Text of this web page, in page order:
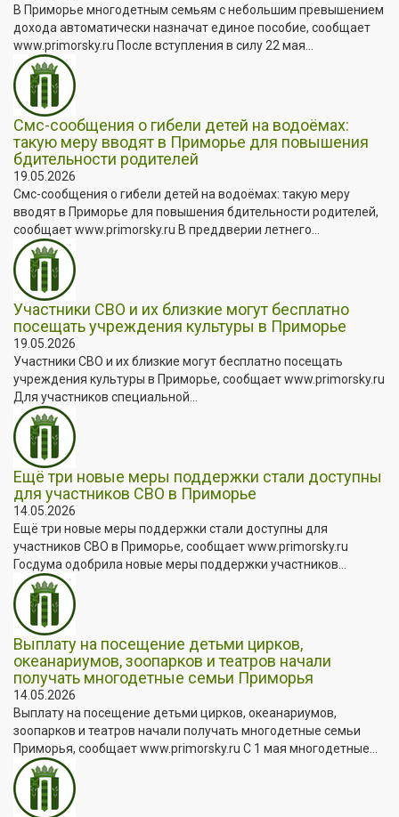
В Приморье многодетным семьям с небольшим превышением
дохода автоматически назначат единое пособие, сообщает
www.primorsky.ru После вступления в силу 22 мая...
Смс-сообщения о гибели детей на водоёмах:
такую меру вводят в Приморье для повышения
бдительности родителей
19.05.2026
Смс-сообщения о гибели детей на водоёмах: такую меру
вводят в Приморье для повышения бдительности родителей,
сообщает www.primorsky.ru В преддверии летнего...
Участники СВО и их близкие могут бесплатно
посещать учреждения культуры в Приморье
19.05.2026
Участники СВО и их близкие могут бесплатно посещать
учреждения культуры в Приморье, сообщает www.primorsky.ru
Для участников специальной...
Ещё три новые меры поддержки стали доступны
для участников СВО в Приморье
14.05.2026
Ещё три новые меры поддержки стали доступны для
участников СВО в Приморье, сообщает www.primorsky.ru
Госдума одобрила новые меры поддержки участников...
Выплату на посещение детьми цирков,
океанариумов, зоопарков и театров начали
получать многодетные семьи Приморья
14.05.2026
Выплату на посещение детьми цирков, океанариумов,
зоопарков и театров начали получать многодетные семьи
Приморья, сообщает www.primorsky.ru С 1 мая многодетные...